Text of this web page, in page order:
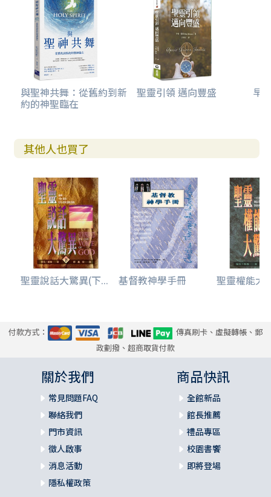
與聖神共舞：從舊約到新
約的神聖臨在
聖靈引領 邁向豐盛 早
其他人也買了
聖靈說話大驚異(下... 基督教神學手冊 聖靈權能大
付款方式：
傳真刷卡、虛擬轉帳、郵
政劃撥、超商取貨付款
關於我們
常見問題FAQ
聯絡我們
門市資訊
徵人啟事
消息活動
隱私權政策
商品快訊
全館新品
館長推薦
禮品專區
校園書饗
即將登場